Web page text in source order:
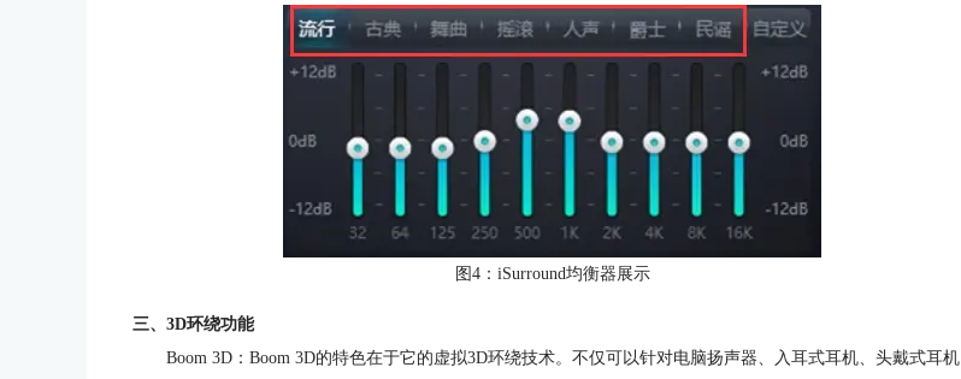
图4：iSurround均衡器展示
三、3D环绕功能
Boom 3D：Boom 3D的特色在于它的虚拟3D环绕技术。不仅可以针对电脑扬声器、入耳式耳机、头戴式耳机